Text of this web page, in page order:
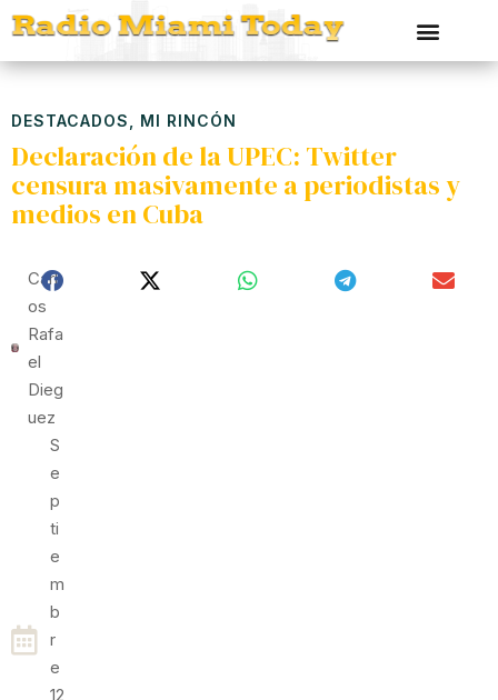
DESTACADOS MI RINCÓN
Declaración de la UPEC: Twitter
censura masivamente a periodistas y
medios en Cuba
Carl
Os
Rafa
El
Dieg
Uez
S
E
P
Ti
E
M
B
R
E
12